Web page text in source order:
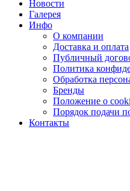
Новости
Галерея
Инфо
О компании
Доставка и оплата
Публичный
Политика
Обработка
Бренды
Положение о
Порядок подачи
Контакты